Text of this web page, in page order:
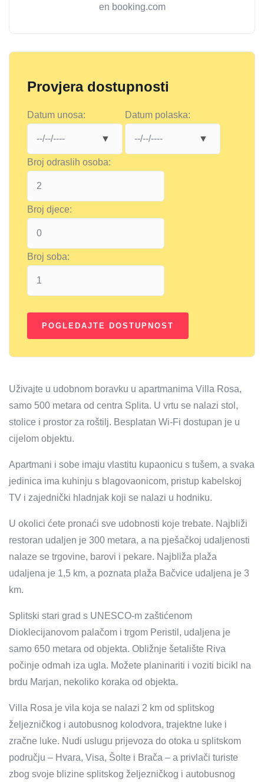
en booking.com
Provjera dostupnosti
Datum unosa: Datum polaska:
Broj odraslih osoba:
Broj djece:
Broj soba:
Uživajte u udobnom boravku u apartmanima Villa Rosa,
samo 500 metara od centra Splita. U vrtu se nalazi stol,
stolice i prostor za roštilj. Besplatan Wi-Fi dostupan je u
cijelom objektu.
Apartmani i sobe imaju vlastitu kupaonicu s tušem, a svaka
jedinica ima kuhinju s blagovaonicom, pristup kabelskoj
TV i zajednički hladnjak koji se nalazi u hodniku.
U okolici ćete pronaći sve udobnosti koje trebate. Najbliži
restoran udaljen je 300 metara, a na pješačkoj udaljenosti
nalaze se trgovine, barovi i pekare. Najbliža plaža
udaljena je 1,5 km, a poznata plaža Bačvice udaljena je 3
km.
Splitski stari grad s UNESCO-m zaštićenom
Dioklecijanovom palačom i trgom Peristil, udaljena je
samo 650 metara od objekta. Obližnje šetalište Riva
počinje odmah iza ugla. Možete planinariti i voziti bicikl na
brdu Marjan, nekoliko koraka od objekta.
Villa Rosa je vila koja se nalazi 2 km od splitskog
željezničkog i autobusnog kolodvora, trajektne luke i
zračne luke. Nudi uslugu prijevoza do otoka u splitskom
području – Hvara, Visa, Šolte i Brača – a privlači turiste
zbog svoje blizine splitskog željezničkog i autobusnog